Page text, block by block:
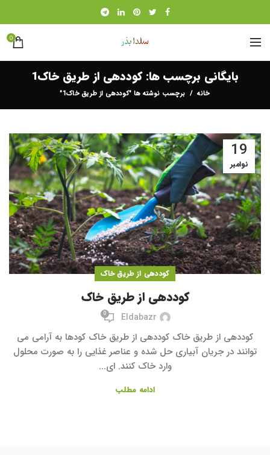
0
بایگانی برچسب ها: کوددهی از طریق خاک1
خانه برچسب نوشته ها "کوددهی از طریق خاک1"
19
نوامبر
کوددهی از طریق خاک
کوددهی از طریق خاک
Eldabazr
0
کوددهی از طریق خاک کوددهی از طریق خاک کودها به آرامی می
توانند در جریان آبیاری حل شده و عناصر غذایی را به صورت محلول
وارد خاک کنند. ای...
ادامه مطلب